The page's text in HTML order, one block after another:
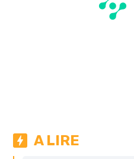
A LIRE